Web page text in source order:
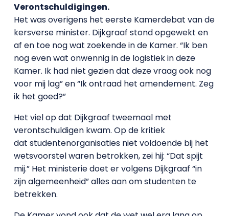
Verontschuldigingen.
Het was overigens het eerste Kamerdebat van de
kersverse minister. Dijkgraaf stond opgewekt en
af en toe nog wat zoekende in de Kamer. “Ik ben
nog even wat onwennig in de logistiek in deze
Kamer. Ik had niet gezien dat deze vraag ook nog
voor mij lag” en “Ik ontraad het amendement. Zeg
ik het goed?”
Het viel op dat Dijkgraaf tweemaal met
verontschuldigen kwam. Op de kritiek
dat studentenorganisaties niet voldoende bij het
wetsvoorstel waren betrokken, zei hij: “Dat spijt
mij.” Het ministerie doet er volgens Dijkgraaf “in
zijn algemeenheid” alles aan om studenten te
betrekken.